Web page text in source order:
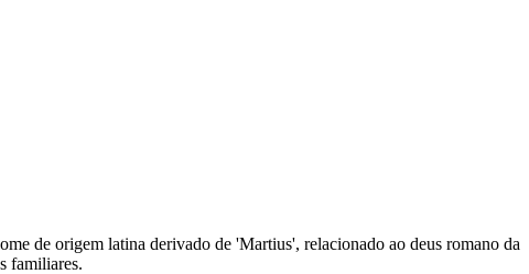
de origem latina derivado de 'Martius', relacionado ao deus romano da
familiares.